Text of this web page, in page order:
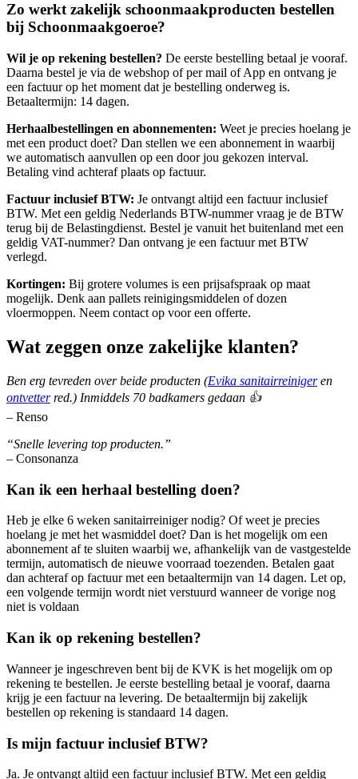
Zo werkt zakelijk schoonmaakproducten bestellen
bij Schoonmaakgoeroe?
Wil je op rekening bestellen? De eerste bestelling betaal je vooraf.
Daarna bestel je via de webshop of per mail of App en ontvang je
een factuur op het moment dat je bestelling onderweg is.
Betaaltermijn: 14 dagen.
Herhaalbestellingen en abonnementen: Weet je precies hoelang je
met een product doet? Dan stellen we een abonnement in waarbij
we automatisch aanvullen op een door jou gekozen interval.
Betaling vind achteraf plaats op factuur.
Factuur inclusief BTW: Je ontvangt altijd een factuur inclusief
BTW. Met een geldig Nederlands BTW-nummer vraag je de BTW
terug bij de Belastingdienst. Bestel je vanuit het buitenland met een
geldig VAT-nummer? Dan ontvang je een factuur met BTW
verlegd.
Kortingen: Bij grotere volumes is een prijsafspraak op maat
mogelijk. Denk aan pallets reinigingsmiddelen of dozen
vloermoppen. Neem contact op voor een offerte.
Wat zeggen onze zakelijke klanten?
Ben erg tevreden over beide producten (Evika sanitairreinigeren
ontvetterred.) Inmiddels 70 badkamers gedaan 👍
– Renso
“Snelle levering top producten.”
– Consonanza
Kan ik een herhaal bestelling doen?
Heb je elke 6 weken sanitairreiniger nodig? Of weet je precies
hoelang je met het wasmiddel doet? Dan is het mogelijk om een
abonnement af te sluiten waarbij we, afhankelijk van de vastgestelde
termijn, automatisch de nieuwe voorraad toezenden. Betalen gaat
dan achteraf op factuur met een betaaltermijn van 14 dagen. Let op,
een volgende termijn wordt niet verstuurd wanneer de vorige nog
niet is voldaan
Kan ik op rekening bestellen?
Wanneer je ingeschreven bent bij de KVK is het mogelijk om op
rekening te bestellen. Je eerste bestelling betaal je vooraf, daarna
krijg je een factuur na levering. De betaaltermijn bij zakelijk
bestellen op rekening is standaard 14 dagen.
Is mijn factuur inclusief BTW?
Ja. Je ontvangt altijd een factuur inclusief BTW. Met een geldig